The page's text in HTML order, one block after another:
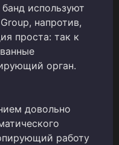
используют
напротив,
проста: так к
орган.
довольно
работу